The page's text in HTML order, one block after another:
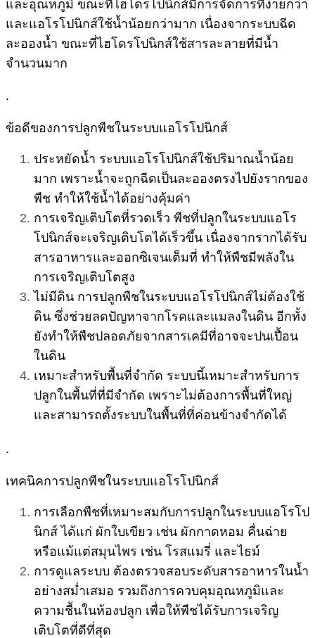
และแอโรโปนิกส์ใช้น้ำน้อยกว่ามาก เนื่องจากระบบฉีด
ละอองน้ำ ขณะที่ไฮโดรโปนิกส์ใช้สารละลายที่มีน้ำ
จำนวนมาก
.
ข้อดีของการปลูกพืชในระบบแอโรโปนิกส์
ประหยัดน้ำ ระบบแอโรโปนิกส์ใช้ปริมาณน้ำน้อย
มาก เพราะน้ำจะถูกฉีดเป็นละอองตรงไปยังรากของ
พืช ทำให้ใช้น้ำได้อย่างคุ้มค่า
การเจริญเติบโตที่รวดเร็ว พืชที่ปลูกในระบบแอโร
โปนิกส์จะเจริญเติบโตได้เร็วขึ้น เนื่องจากรากได้รับ
สารอาหารและออกซิเจนเต็มที่ ทำให้พืชมีพลังใน
การเจริญเติบโตสูง
ไม่มีดิน การปลูกพืชในระบบแอโรโปนิกส์ไม่ต้องใช้
ดิน ซึ่งช่วยลดปัญหาจากโรคและแมลงในดิน อีกทั้ง
ยังทำให้พืชปลอดภัยจากสารเคมีที่อาจจะปนเปื้อน
ในดิน
เหมาะสำหรับพื้นที่จำกัด ระบบนี้เหมาะสำหรับการ
ปลูกในพื้นที่ที่มีจำกัด เพราะไม่ต้องการพื้นที่ใหญ่
และสามารถตั้งระบบในพื้นที่ที่ค่อนข้างจำกัดได้
.
เทคนิคการปลูกพืชในระบบแอโรโปนิกส์
การเลือกพืชที่เหมาะสมกับการปลูกในระบบแอโรโป
นิกส์ ได้แก่ ผักใบเขียว เช่น ผักกาดหอม คื่นฉ่าย
หรือแม้แต่สมุนไพร เช่น โรสแมรี่ และไธม์
การดูแลระบบ ต้องตรวจสอบระดับสารอาหารในน้ำ
อย่างสม่ำเสมอ รวมถึงการควบคุมอุณหภูมิและ
ความชื้นในห้องปลูก เพื่อให้พืชได้รับการเจริญ
เติบโตที่ดีที่สุด